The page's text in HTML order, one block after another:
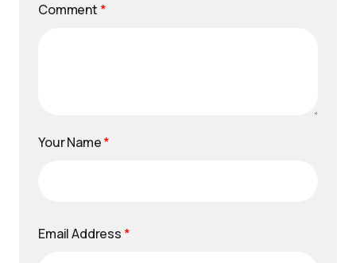
Comment *
Your Name*
Email Address *